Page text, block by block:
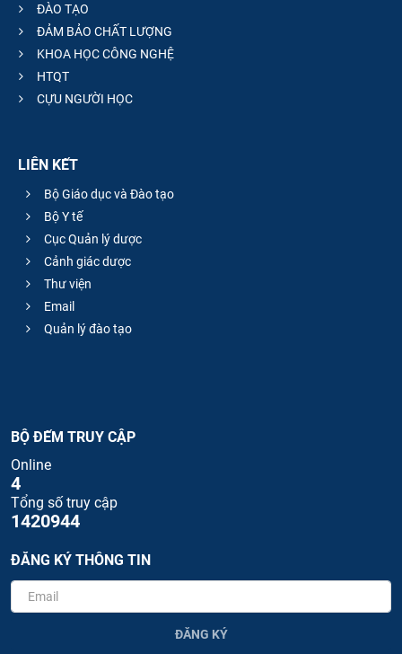
ĐÀO TẠO
ĐẢM BẢO CHẤT LƯỢNG
KHOA HỌC CÔNG NGHỆ
HTQT
CỰU NGƯỜI HỌC
LIÊN KẾT
Bộ Giáo dục và Đào tạo
Bộ Y tế
Cục Quản lý dược
Cảnh giác dược
Thư viện
Email
Quản lý đào tạo
BỘ ĐẾM TRUY CẬP
Online
4
Tổng số truy cập
1420944
ĐĂNG KÝ THÔNG TIN
ĐĂNG KÝ